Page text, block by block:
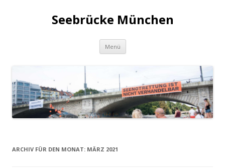
Seebrücke München
Menü Zum
springen
ARCHIV FÜR DEN MONAT: MÄRZ 2021